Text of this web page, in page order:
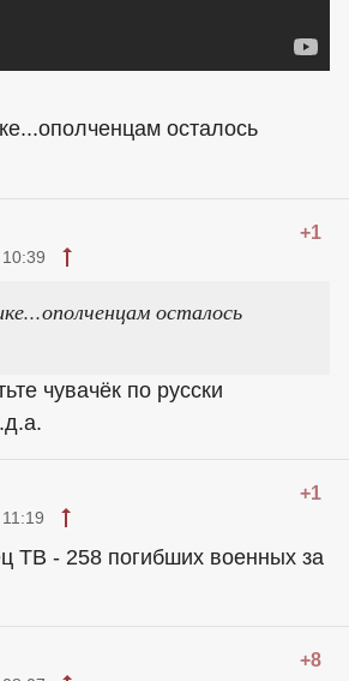
осталось
+1
осталось
чувачёк по русски
+1
ТВ - 258 погибших военных за
+8